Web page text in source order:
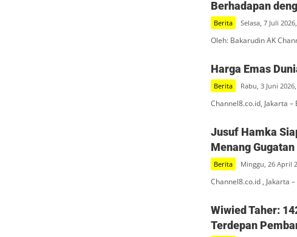
Berhadapan
Berita Selasa, 7 Juli
Oleh: Bakarudin AK
Harga Emas
Berita Rabu, 3 Juni
Channel8.co.id, Jakarta
Jusuf Hamka
Menang
Berita Minggu, 26 April
Channel8.co.id , Jakarta
Wiwied Taher:
Terdepan